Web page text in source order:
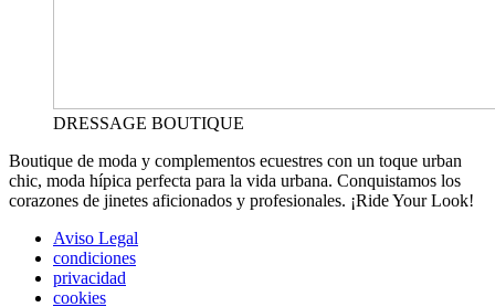
DRESSAGE BOUTIQUE
Boutique de moda y complementos ecuestres con un toque urban
chic, moda hípica perfecta para la vida urbana. Conquistamos los
corazones de jinetes aficionados y profesionales. ¡Ride Your Look!
Aviso Legal
condiciones
privacidad
cookies